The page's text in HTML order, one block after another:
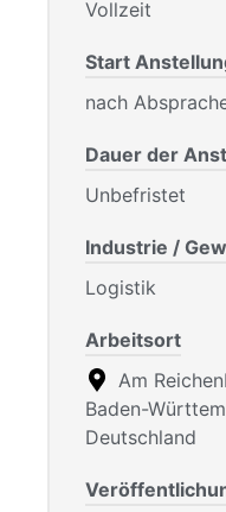
Vollzeit
Start
nach
Dauer der
Unbefristet
Industrie /
Logistik
Arbeitsort
Am
Baden-
Deutschland